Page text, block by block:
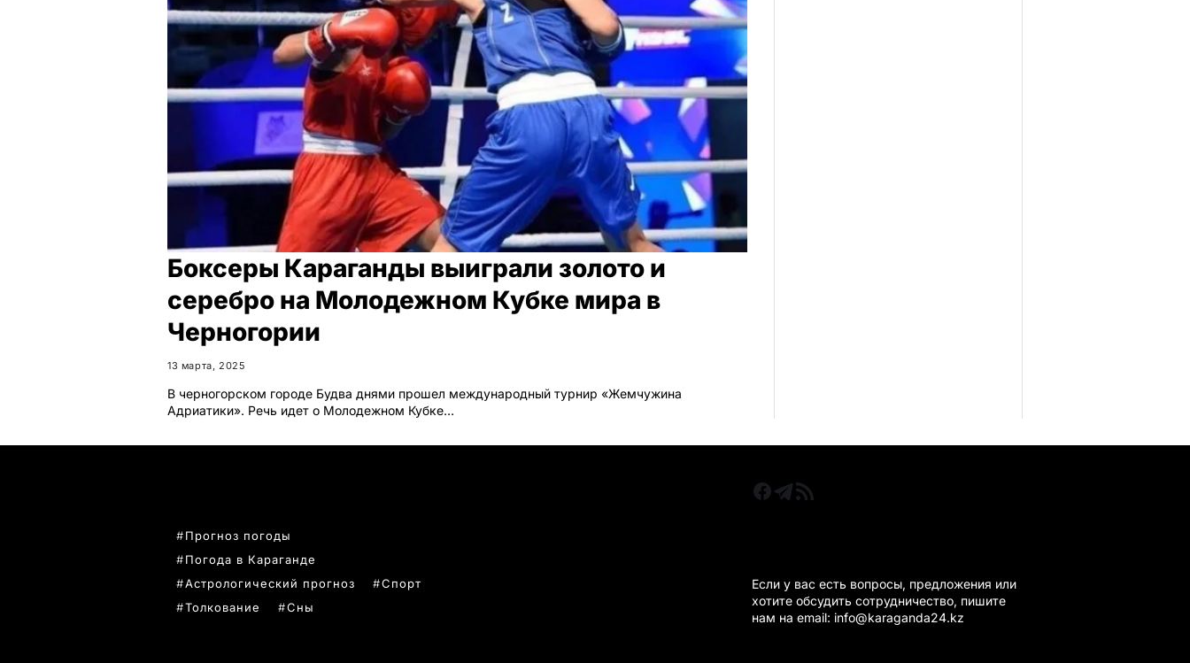
Боксеры Караганды выиграли золото и
серебро на Молодежном Кубке мира в
Черногории
13 марта, 2025
В черногорском городе Будва днями прошел международный турнир «Жемчужина
Адриатики». Речь идет о Молодежном Кубке…
Прогноз погоды
Погода в Караганде
Астрологический прогноз
Спорт
Толкование
Сны
Если у вас есть вопросы, предложения или
хотите обсудить сотрудничество, пишите
нам на email: info@karaganda24.kz